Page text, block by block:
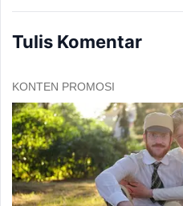
Tulis Komentar